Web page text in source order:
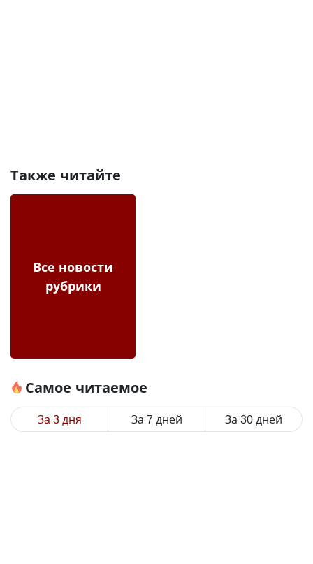
Также читайте
Все новости
рубрики
Самое читаемое
За 3 дня За 7 дней За 30 дней